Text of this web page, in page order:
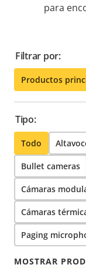
para
Filtrar por:
Productos
Tipo:
Todo
Bullet cameras
Cámaras
Cámaras
Paging
MOSTRAR